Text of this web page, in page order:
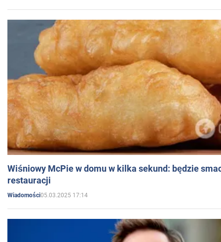
Wiśniowy McPie w domu w kilka sekund: będzie
restauracji
Wiadomości05.03.2025 17:14